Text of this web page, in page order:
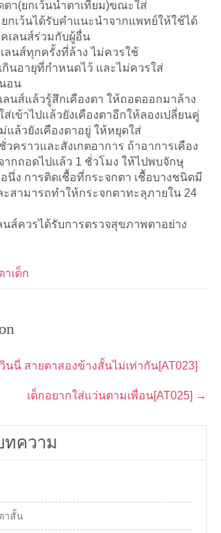
า(ยกเว้นน้ำตาเทียม)ขณะใส่
กเว้นได้รับคำแนะนำจากแพทย์ให้ใช้ได้
เลนส์ร่วมกับผู้อื่น
ลนส์ทุกครั้งที่ล้าง ไม่ควรใช้
นอายุที่กำหนดไว้ และไม่ควรใส่
อน
นส์แล้วรู้สึกเคืองตา ให้ถอดออกมาล้าง
เข้าไปแล้วยังเคืองตาอีกให้ลองเปลี่ยนคู่
แล้วยังเคืองตาอยู่ ให้หยุดใส่
คราวและสังเกตอาการ ถ้าอาการเคือง
กถอดไปแล้ว 1 ชั่วโมง ให้ไปพบจักษุ
นึ่ง การติดเชื้อที่กระจกตา เชื้อบางชนิดมี
สามารถทำให้กระจกตาทะลุภายใน 24
ส์ควรได้รับการตรวจสุขภาพตาอย่าง
าเด็ก
นนี่ สายตาสองข้างสั้นไม่เท่ากัน[AT023]
เด็กอยากใส่แว่นตามเพื่อน[AT025] →
ความ
าสั้น